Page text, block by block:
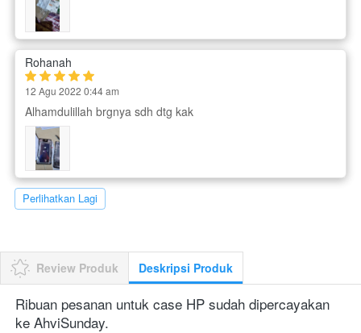
Rohanah
12 Agu 2022 0:44 am
Alhamdulillah brgnya sdh dtg kak
`Perlihatkan Lagi
Review Produk Deskripsi Produk
Ribuan pesanan untuk case HP sudah dipercayakan
ke AhviSunday.